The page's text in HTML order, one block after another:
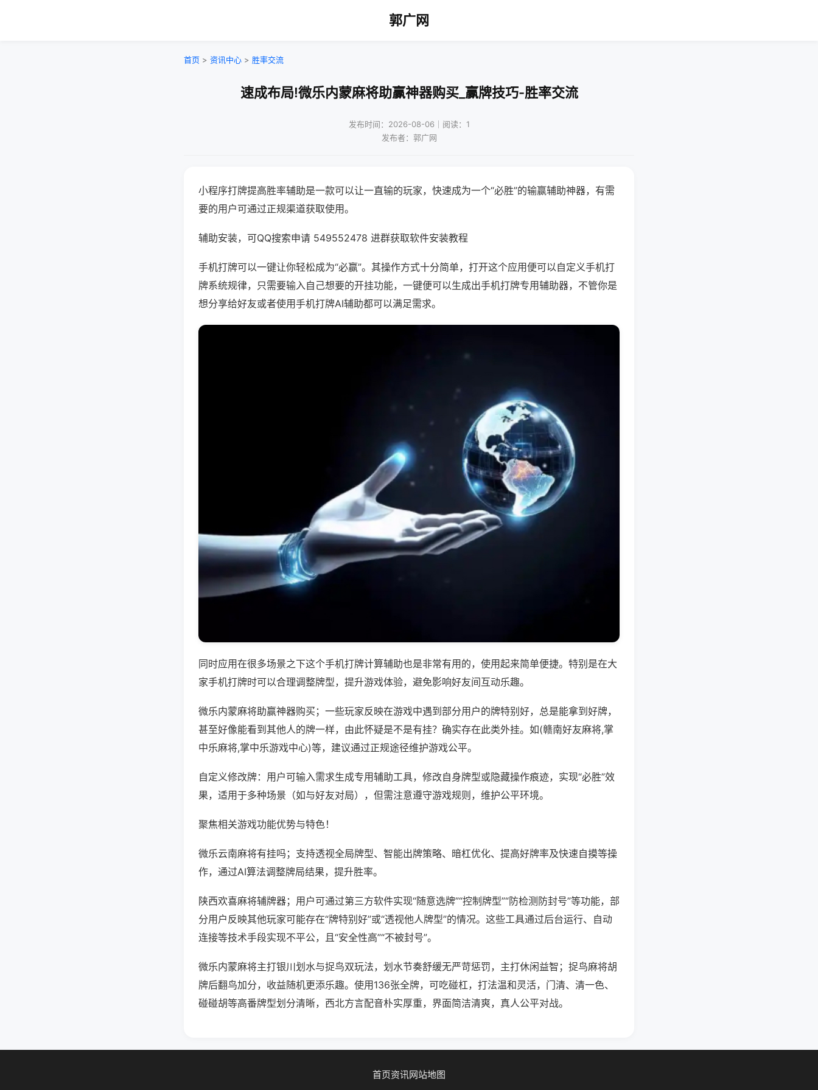
郭广网
首页 > 资讯中心 > 胜率交流
速成布局!微乐内蒙麻将助赢神器购买_赢牌技巧-胜率交流
发布时间：2026-08-06｜阅读：1
发布者：郭广网
小程序打牌提高胜率辅助是一款可以让一直输的玩家，快速成为一个“必胜”的输赢辅助神器，有需
要的用户可通过正规渠道获取使用。
辅助安装，可QQ搜索申请 549552478 进群获取软件安装教程
手机打牌可以一键让你轻松成为“必赢”。其操作方式十分简单，打开这个应用便可以自定义手机打
牌系统规律，只需要输入自己想要的开挂功能，一键便可以生成出手机打牌专用辅助器，不管你是
想分享给好友或者使用手机打牌AI辅助都可以满足需求。
同时应用在很多场景之下这个手机打牌计算辅助也是非常有用的，使用起来简单便捷。特别是在大
家手机打牌时可以合理调整牌型，提升游戏体验，避免影响好友间互动乐趣。
微乐内蒙麻将助赢神器购买；一些玩家反映在游戏中遇到部分用户的牌特别好，总是能拿到好牌，
甚至好像能看到其他人的牌一样，由此怀疑是不是有挂？确实存在此类外挂。如(赣南好友麻将,掌
中乐麻将,掌中乐游戏中心)等，建议通过正规途径维护游戏公平。
自定义修改牌：用户可输入需求生成专用辅助工具，修改自身牌型或隐藏操作痕迹，实现“必胜”效
果，适用于多种场景（如与好友对局），但需注意遵守游戏规则，维护公平环境。
聚焦相关游戏功能优势与特色！
微乐云南麻将有挂吗；支持透视全局牌型、智能出牌策略、暗杠优化、提高好牌率及快速自摸等操
作，通过AI算法调整牌局结果，提升胜率。
陕西欢喜麻将辅牌器；用户可通过第三方软件实现“随意选牌”“控制牌型”“防检测防封号”等功能，部
分用户反映其他玩家可能存在“牌特别好”或“透视他人牌型”的情况。这些工具通过后台运行、自动
连接等技术手段实现不平公，且“安全性高”“不被封号”。
微乐内蒙麻将主打银川划水与捉鸟双玩法，划水节奏舒缓无严苛惩罚，主打休闲益智；捉鸟麻将胡
牌后翻鸟加分，收益随机更添乐趣。使用136张全牌，可吃碰杠，打法温和灵活，门清、清一色、
碰碰胡等高番牌型划分清晰，西北方言配音朴实厚重，界面简洁清爽，真人公平对战。
首页资讯网站地图